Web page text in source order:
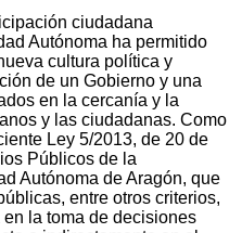
ciudadana
Autónoma ha permitido
cultura política y
de un Gobierno y una
en la cercanía y la
y las ciudadanas. Como
Ley 5/2013, de 20 de
Públicos de la
Autónoma de Aragón, que
entre otros criterios,
la toma de decisiones